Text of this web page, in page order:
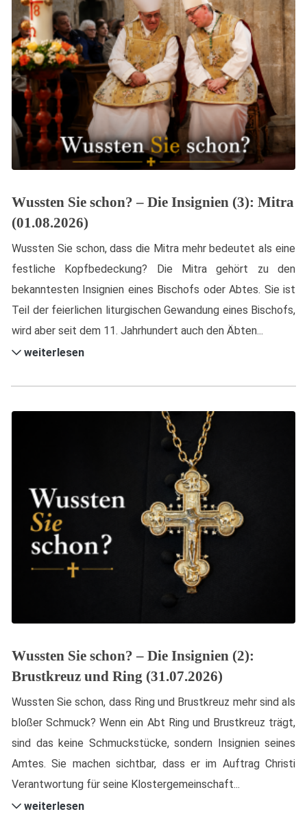
Wussten Sie schon? – Die Insignien (3): Mitra
(01.08.2026)
Wussten Sie schon, dass die Mitra mehr bedeutet als eine
festliche Kopfbedeckung? Die Mitra gehört zu den
bekanntesten Insignien eines Bischofs oder Abtes. Sie ist
Teil der feierlichen liturgischen Gewandung eines Bischofs,
wird aber seit dem 11. Jahrhundert auch den Äbten...
weiterlesen
Wussten Sie schon? – Die Insignien (2):
Brustkreuz und Ring (31.07.2026)
Wussten Sie schon, dass Ring und Brustkreuz mehr sind als
bloßer Schmuck? Wenn ein Abt Ring und Brustkreuz trägt,
sind das keine Schmuckstücke, sondern Insignien seines
Amtes. Sie machen sichtbar, dass er im Auftrag Christi
Verantwortung für seine Klostergemeinschaft...
weiterlesen